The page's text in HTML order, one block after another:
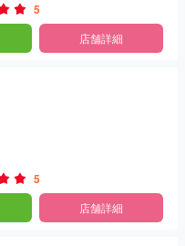
5
店舗詳細
5
店舗詳細